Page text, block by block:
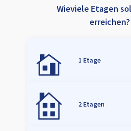
Wieviele Etagen
erreichen?
1 Etage
2 Etagen